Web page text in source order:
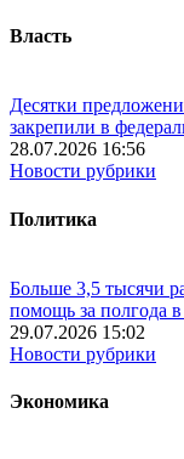
Власть
Десятки
закрепили в
28.07.2026 16:56
Новости рубрики
Политика
Больше 3,5 тысячи
помощь за полгода
29.07.2026 15:02
Новости рубрики
Экономика